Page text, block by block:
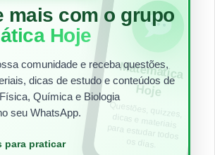
mais com o grupo
Hoje
comunidade e receba questões,
dicas de estudo e conteúdos de
Química e Biologia
seu WhatsApp.
para praticar
Matem
ática
Hoje
Questões, quizzes,
dicas e materiais
para estudar todos
os dias.